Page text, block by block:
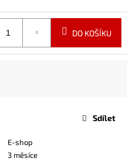
DO KOŠÍKU
E-shop
3 měsíce
Sdílet